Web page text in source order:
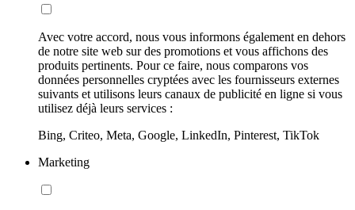
Avec votre accord, nous vous informons également en dehors
de notre site web sur des promotions et vous affichons des
produits pertinents. Pour ce faire, nous comparons vos
données personnelles cryptées avec les fournisseurs externes
suivants et utilisons leurs canaux de publicité en ligne si vous
utilisez déjà leurs services :
Bing, Criteo, Meta, Google, LinkedIn, Pinterest, TikTok
Marketing